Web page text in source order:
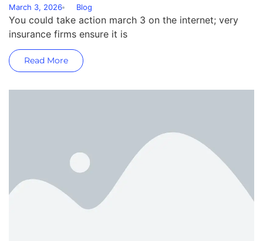
March 3, 2026 Blog
You could take action march 3 on the internet; very
insurance firms ensure it is
Read More